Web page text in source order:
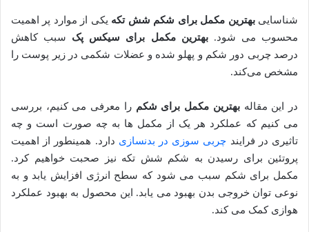
شناساییبهترین مکمل برای شکم شش تکه یکی از موارد پر اهمیت
محسوب می شود.بهترین مکمل برای سیکس پک سبب کاهش
درصد چربی دور شکم و پهلو شده و عضلات شکمی در زیر پوست را
مشخص می‌کند.
در این مقالهبهترین مکمل برای شکم را معرفی می کنیم، بررسی
می کنیم که عملکرد هر یک از مکمل ها به چه صورت است و چه
تاثیری در فرایند چربی سوزی در بدنسازی دارد. همینطور از اهمیت
پروتئین برای رسیدن به شکم شش تکه نیز صحبت خواهیم کرد.
مکمل برای شکم سبب می شود که سطح انرژی افزایش یابد و به
نوعی توان خروجی بدن بهبود می یابد. این محصول به بهبود عملکرد
هوازی کمک می کند.